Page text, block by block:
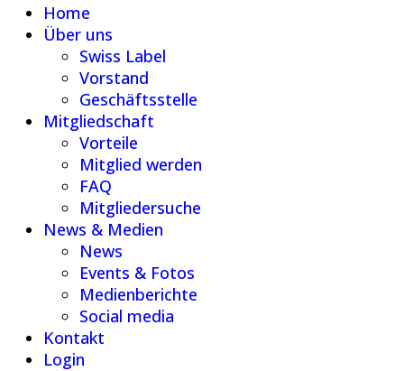
Home
Über uns
Swiss Label
Vorstand
Geschäftsstelle
Mitgliedschaft
Vorteile
Mitglied werden
FAQ
Mitgliedersuche
News & Medien
News
Events & Fotos
Medienberichte
Social media
Kontakt
Login